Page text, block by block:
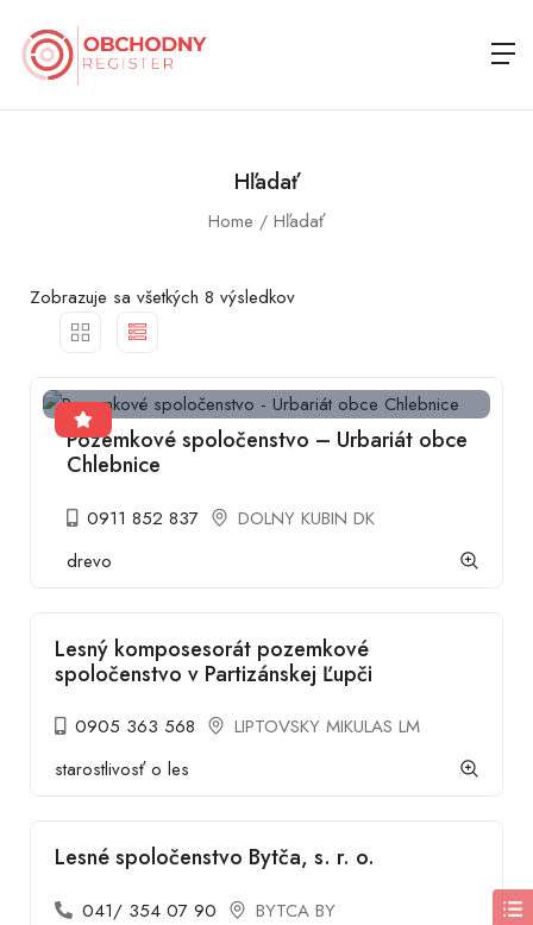
Hľadať
Home Hľadať
Zobrazuje sa všetkých 8 výsledkov
Pozemkové spoločenstvo – Urbariát obce
Chlebnice
0911 852 837
DOLNY KUBIN DK
drevo
Lesný komposesorát pozemkové
spoločenstvo v Partizánskej Ľupči
0905 363 568
LIPTOVSKY MIKULAS LM
starostlivosť o les
Lesné spoločenstvo Bytča, s. r. o.
041/ 354 07 90
BYTCA BY